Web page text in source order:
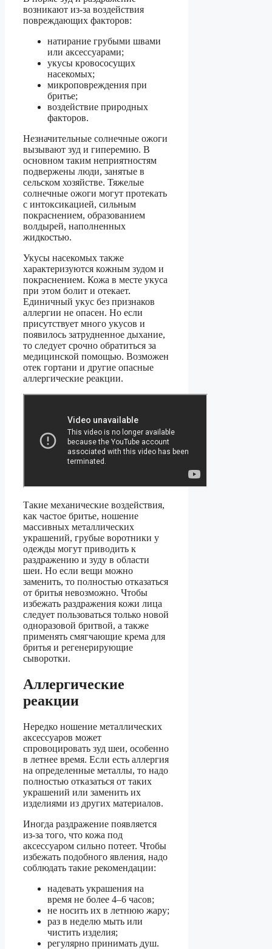
возникают из-за воздействия
повреждающих факторов:
натирание грубыми швами
или аксессуарами;
укусы кровососущих
насекомых;
микроповреждения при
бритье;
воздействие природных
факторов.
Незначительные солнечные ожоги
вызывают зуд и гиперемию. В
основном таким неприятностям
подвержены люди, занятые в
сельском хозяйстве. Тяжелые
солнечные ожоги могут протекать
с интоксикацией, сильным
покраснением, образованием
волдырей, наполненных
жидкостью.
Укусы насекомых также
характеризуются кожным зудом и
покраснением. Кожа в месте укуса
при этом болит и отекает.
Единичный укус без признаков
аллергии не опасен. Но если
присутствует много укусов и
появилось затрудненное дыхание,
то следует срочно обратиться за
медицинской помощью. Возможен
отек гортани и другие опасные
аллергические реакции.
Такие механические воздействия,
как частое бритье, ношение
массивных металлических
украшений, грубые воротники у
одежды могут приводить к
раздражению и зуду в области
шеи. Но если вещи можно
заменить, то полностью отказаться
от бритья невозможно. Чтобы
избежать раздражения кожи лица
следует пользоваться только новой
одноразовой бритвой, а также
применять смягчающие крема для
бритья и регенерирующие
сыворотки.
Аллергические
реакции
Нередко ношение металлических
аксессуаров может
спровоцировать зуд шеи, особенно
в летнее время. Если есть аллергия
на определенные металлы, то надо
полностью отказаться от таких
украшений или заменить их
изделиями из других материалов.
Иногда раздражение появляется
из-за того, что кожа под
аксессуаром сильно потеет. Чтобы
избежать подобного явления, надо
соблюдать такие рекомендации:
надевать украшения на
время не более 4–6 часов;
не носить их в летнюю жару;
раз в неделю мыть или
чистить изделия;
регулярно принимать душ.